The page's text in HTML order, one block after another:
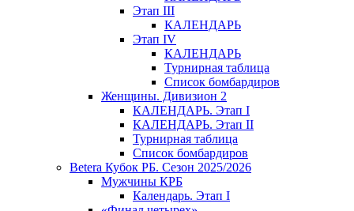
Этап III
КАЛЕНДАРЬ
Этап IV
КАЛЕНДАРЬ
Турнирная таблица
Список бомбардиров
Женщины. Дивизион 2
КАЛЕНДАРЬ. Этап I
КАЛЕНДАРЬ. Этап II
Турнирная таблица
Список бомбардиров
Betera Кубок РБ. Сезон 2025/2026
Мужчины КРБ
Календарь. Этап I